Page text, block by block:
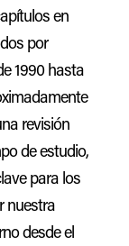
en
​​por
1990 hasta
revisión
de estudio,
para los
nuestra
desde el